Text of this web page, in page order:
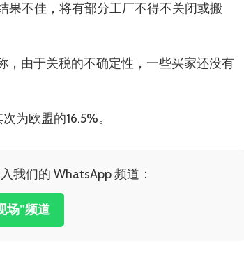
果不佳，将有部分工厂不得不关闭或搬
，由于关税的不确定性，一些买家还没有
为欧盟的16.5%。
我们的 WhatsApp 频道：
场”频道